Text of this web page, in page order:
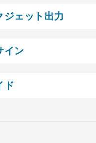
ジェット出力
イン
ド